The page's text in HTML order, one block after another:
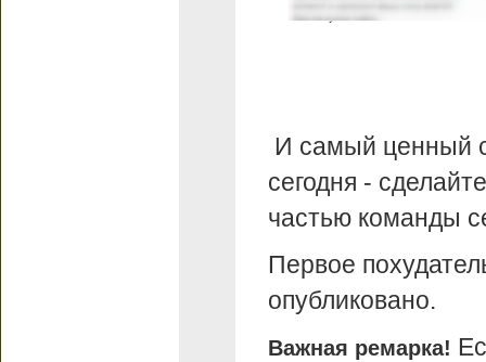
И самый ценный
сегодня -
частью команды
Первое
опубликовано.
Важная ремарка!